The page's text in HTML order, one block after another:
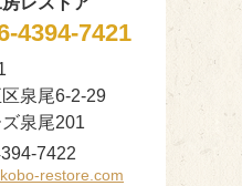
4394-7421
泉尾6-2-29
泉尾201
7422
restore.com